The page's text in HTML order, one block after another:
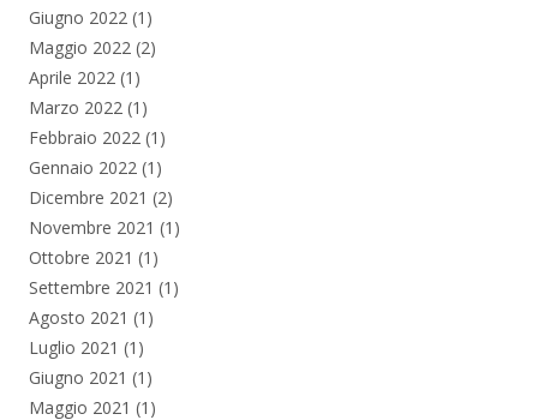
Giugno 2022 (1)
Maggio 2022 (2)
Aprile 2022 (1)
Marzo 2022 (1)
Febbraio 2022 (1)
Gennaio 2022 (1)
Dicembre 2021 (2)
Novembre 2021 (1)
Ottobre 2021 (1)
Settembre 2021 (1)
Agosto 2021 (1)
Luglio 2021 (1)
Giugno 2021 (1)
Maggio 2021 (1)